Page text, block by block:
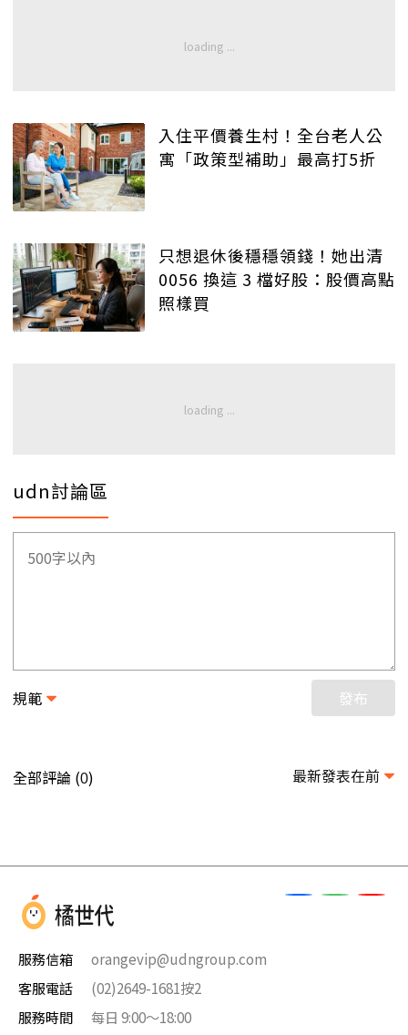
入住平價養生村！全台老人公
寓「政策型補助」最高打5折
只想退休後穩穩領錢！她出清
0056 換這 3 檔好股：股價高點
照樣買
udn討論區
規範 發布
全部評論 (0) 最新發表在前
服務信箱
orangevip@udngroup.com
客服電話
(02)2649-1681按2
服務時間
每日 9:00～18:00